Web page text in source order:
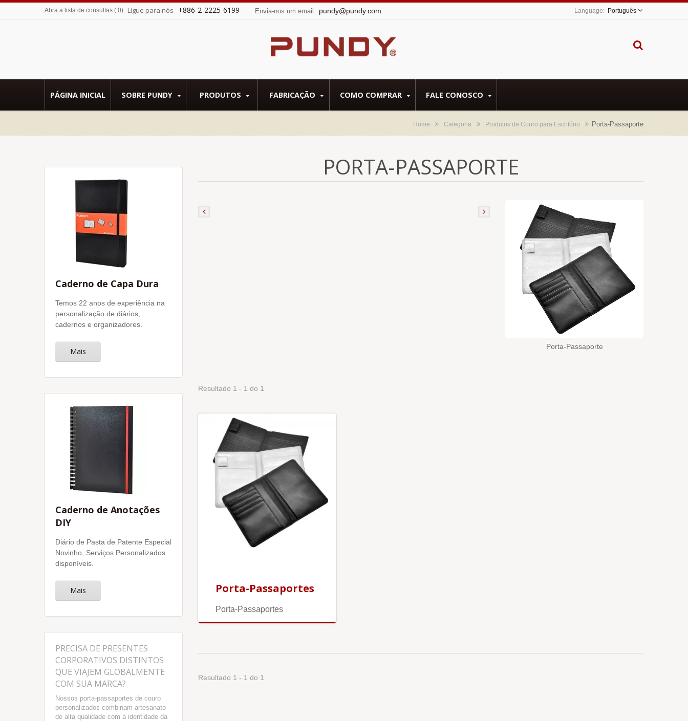
Abra a lista de consultas ( 0) Ligue para nós +886-2-2225-6199 Envia-nos um email pundy@pundy.com Português
PÁGINA INICIAL SOBRE PUNDY PRODUTOS FABRICAÇÃO COMO COMPRAR FALE CONOSCO
Home Categoria Produtos de Couro para Escritório Porta-Passaporte
Caderno de Capa Dura
Temos 22 anos de experiência na
personalização de diários,
cadernos e organizadores.
Mais
Caderno de Anotações
DIY
Diário de Pasta de Patente Especial
Novinho, Serviços Personalizados
disponíveis.
Mais
PRECISA DE PRESENTES
CORPORATIVOS DISTINTOS
QUE VIAJEM GLOBALMENTE
COM SUA MARCA?
Nossos porta-passaportes de couro
personalizados combinam artesanato
de alta qualidade com a identidade da
PORTA-PASSAPORTE
Porta-Passaporte
Resultado 1 - 1 do 1
Porta-Passaportes
Porta-Passaportes
Resultado 1 - 1 do 1